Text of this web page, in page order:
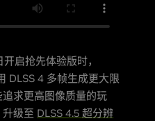
启抢先体验版时，
DLSS 4 多帧生成更大限
求更高图像质量的玩
级至 DLSS 4.5 超分辨